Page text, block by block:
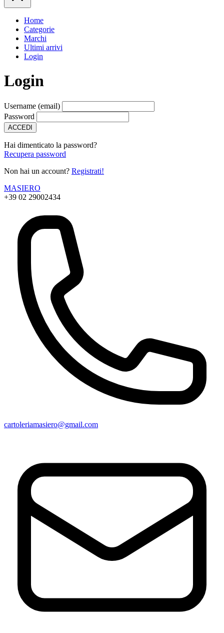
Home
Categorie
Marchi
Ultimi arrivi
Login
Login
Username (email)
Password
ACCEDI
Hai dimenticato la password?
Recupera password
Non hai un account? Registrati!
MASIERO
+39 02 29002434
cartoleriamasiero@gmail.com